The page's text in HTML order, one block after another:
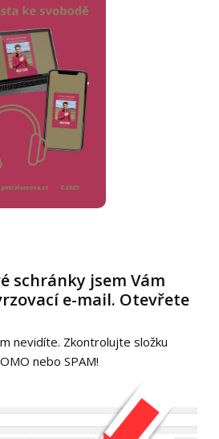
schránky jsem Vám
e-mail. Otevřete
nevidíte. Zkontrolujte složku
nebo SPAM!